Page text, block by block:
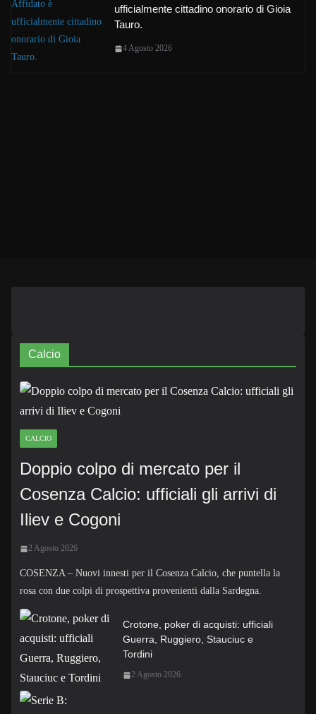
ufficialmente cittadino onorario di Gioia
Tauro.
4 Agosto 2026
Calcio
CALCIO
Doppio colpo di mercato per il
Cosenza Calcio: ufficiali gli arrivi di
Iliev e Cogoni
2 Agosto 2026
COSENZA – Nuovi innesti per il Cosenza Calcio, che puntella la
rosa con due colpi di prospettiva provenienti dalla Sardegna.
Crotone, poker di acquisti: ufficiali
Guerra, Ruggiero, Stauciuc e
Tordini
2 Agosto 2026